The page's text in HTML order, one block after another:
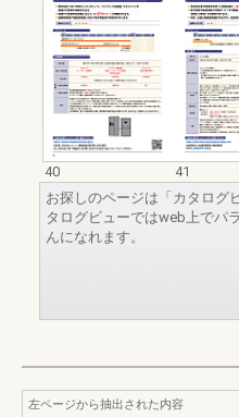
40
41
お探しのページは「カタログ
タログビューではweb上でパ
んになれます。
左ページから抽出された内容